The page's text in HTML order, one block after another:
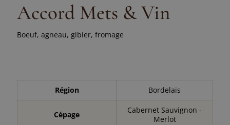
Accord Mets & Vin
Boeuf, agneau, gibier, fromage
Région Bordelais
Cépage
Cabernet Sauvignon -
Merlot